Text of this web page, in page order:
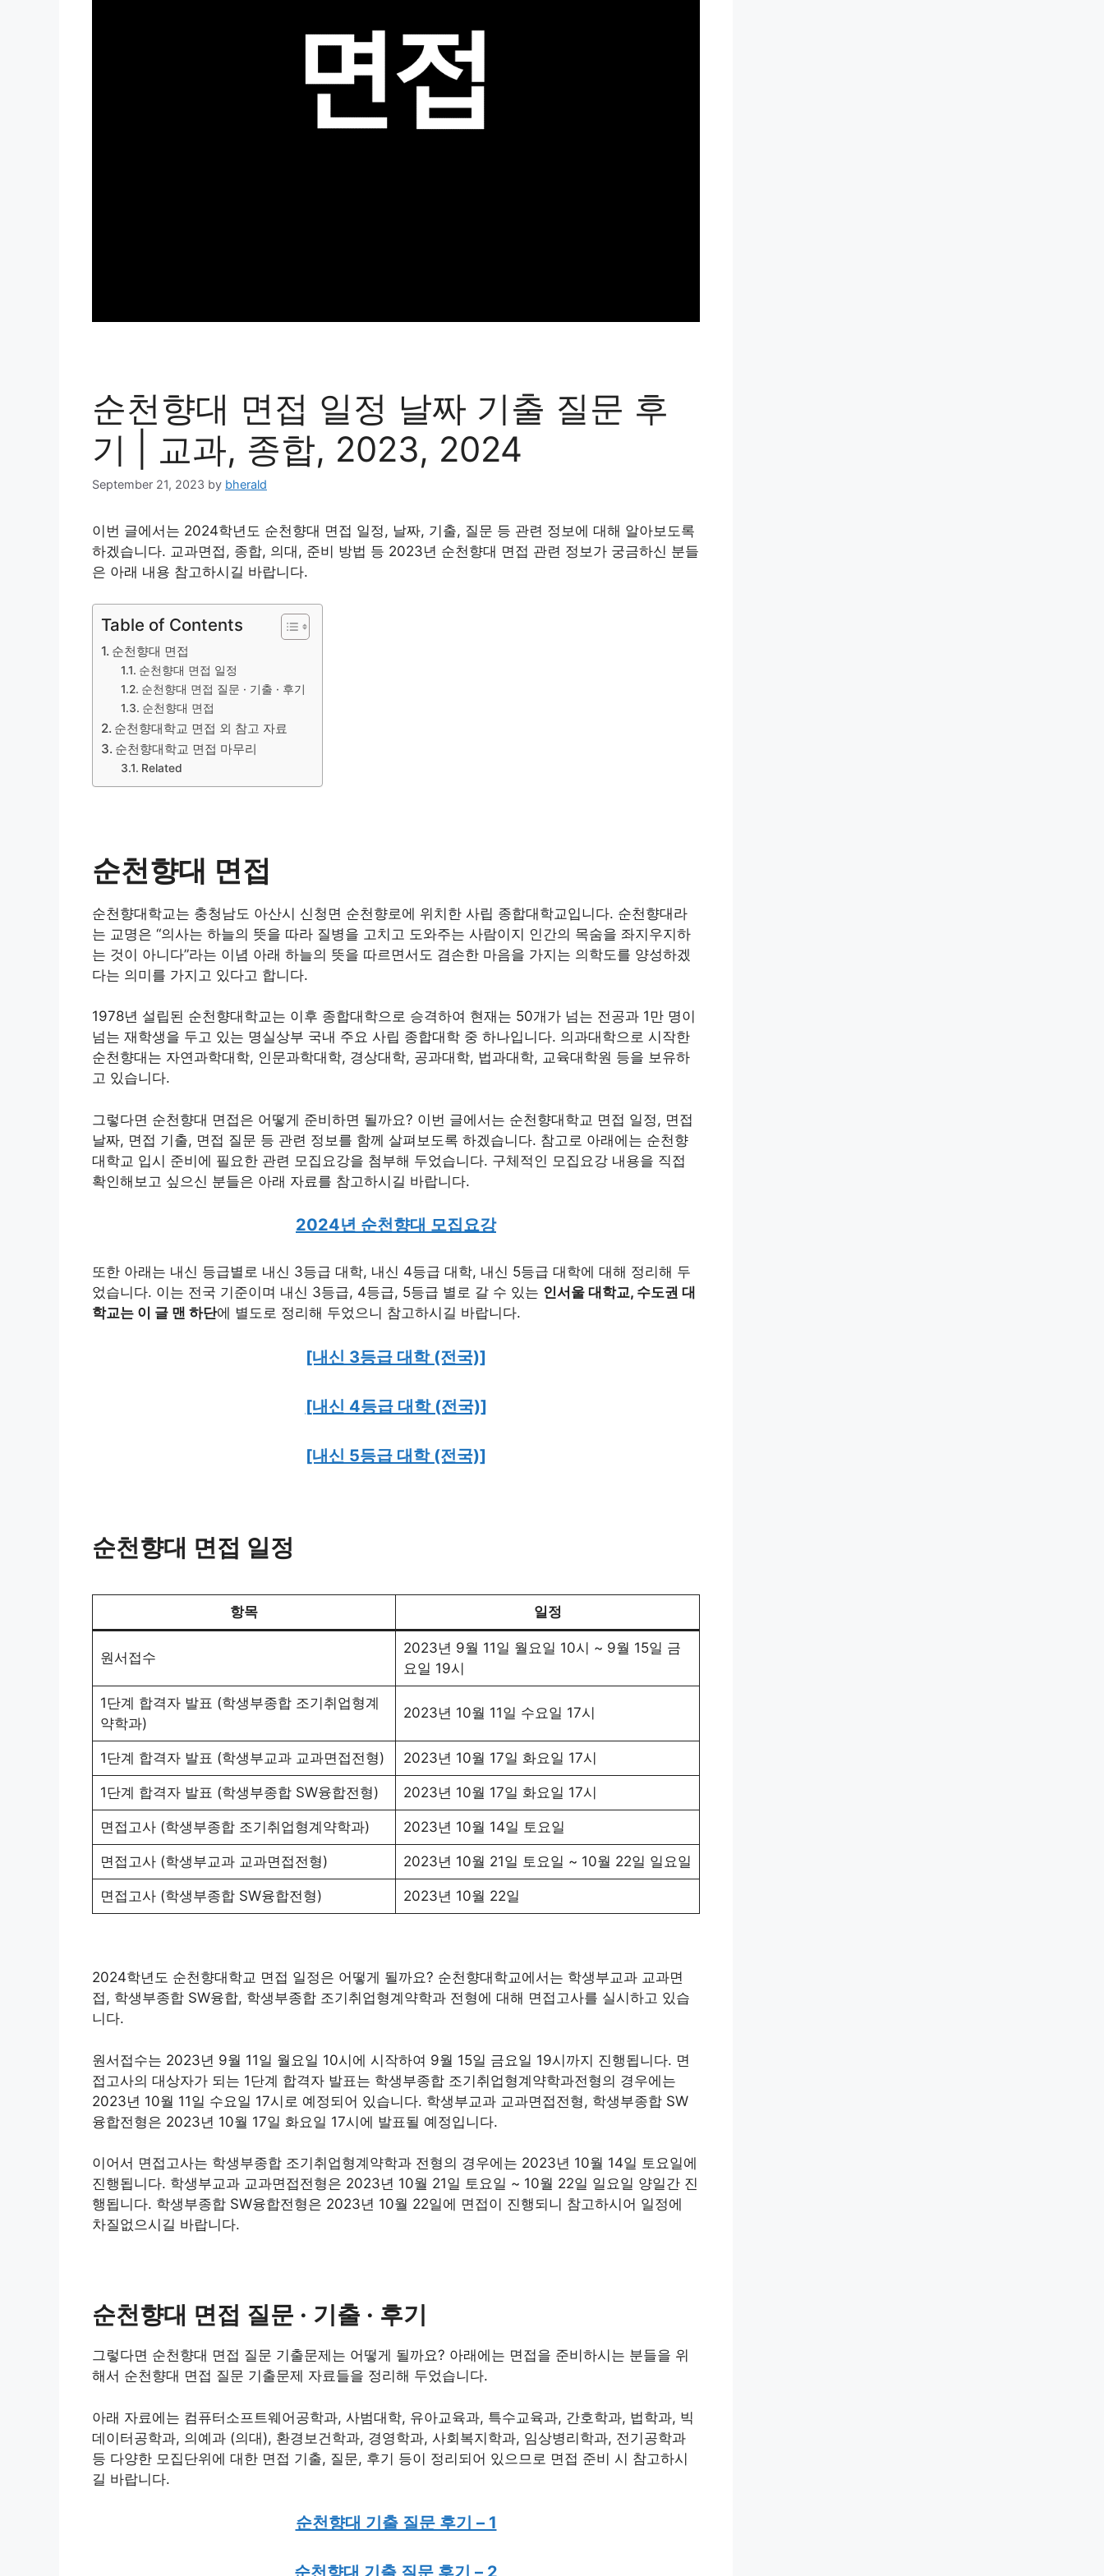
순천향대 면접 일정 날짜 기출 질문 후
기 | 교과, 종합, 2023, 2024
September 21, 2023 by bherald
이번 글에서는 2024학년도 순천향대 면접 일정, 날짜, 기출, 질문 등 관련 정보에 대해 알아보도록
하겠습니다. 교과면접, 종합, 의대, 준비 방법 등 2023년 순천향대 면접 관련 정보가 궁금하신 분들
은 아래 내용 참고하시길 바랍니다.
Table of Contents
순천향대 면접
순천향대 면접 일정
순천향대 면접 질문 · 기출 · 후기
순천향대 면접
순천향대학교 면접 외 참고 자료
순천향대학교 면접 마무리
Related
순천향대 면접
순천향대학교는 충청남도 아산시 신청면 순천향로에 위치한 사립 종합대학교입니다. 순천향대라
는 교명은 “의사는 하늘의 뜻을 따라 질병을 고치고 도와주는 사람이지 인간의 목숨을 좌지우지하
는 것이 아니다”라는 이념 아래 하늘의 뜻을 따르면서도 겸손한 마음을 가지는 의학도를 양성하겠
다는 의미를 가지고 있다고 합니다.
1978년 설립된 순천향대학교는 이후 종합대학으로 승격하여 현재는 50개가 넘는 전공과 1만 명이
넘는 재학생을 두고 있는 명실상부 국내 주요 사립 종합대학 중 하나입니다. 의과대학으로 시작한
순천향대는 자연과학대학, 인문과학대학, 경상대학, 공과대학, 법과대학, 교육대학원 등을 보유하
고 있습니다.
그렇다면 순천향대 면접은 어떻게 준비하면 될까요? 이번 글에서는 순천향대학교 면접 일정, 면접
날짜, 면접 기출, 면접 질문 등 관련 정보를 함께 살펴보도록 하겠습니다. 참고로 아래에는 순천향
대학교 입시 준비에 필요한 관련 모집요강을 첨부해 두었습니다. 구체적인 모집요강 내용을 직접
확인해보고 싶으신 분들은 아래 자료를 참고하시길 바랍니다.
2024년 순천향대 모집요강
또한 아래는 내신 등급별로 내신 3등급 대학, 내신 4등급 대학, 내신 5등급 대학에 대해 정리해 두
었습니다. 이는 전국 기준이며 내신 3등급, 4등급, 5등급 별로 갈 수 있는 인서울 대학교, 수도권 대
학교는 이 글 맨 하단에 별도로 정리해 두었으니 참고하시길 바랍니다.
[내신 3등급 대학 (전국)]
[내신 4등급 대학 (전국)]
[내신 5등급 대학 (전국)]
순천향대 면접 일정
항목 일정
원서접수
2023년 9월 11일 월요일 10시 ~ 9월 15일 금
요일 19시
1단계 합격자 발표 (학생부종합 조기취업형계
약학과)
2023년 10월 11일 수요일 17시
1단계 합격자 발표 (학생부교과 교과면접전형) 2023년 10월 17일 화요일 17시
1단계 합격자 발표 (학생부종합 SW융합전형) 2023년 10월 17일 화요일 17시
면접고사 (학생부종합 조기취업형계약학과) 2023년 10월 14일 토요일
면접고사 (학생부교과 교과면접전형) 2023년 10월 21일 토요일 ~ 10월 22일 일요일
면접고사 (학생부종합 SW융합전형) 2023년 10월 22일
2024학년도 순천향대학교 면접 일정은 어떻게 될까요? 순천향대학교에서는 학생부교과 교과면
접, 학생부종합 SW융합, 학생부종합 조기취업형계약학과 전형에 대해 면접고사를 실시하고 있습
니다.
원서접수는 2023년 9월 11일 월요일 10시에 시작하여 9월 15일 금요일 19시까지 진행됩니다. 면
접고사의 대상자가 되는 1단계 합격자 발표는 학생부종합 조기취업형계약학과전형의 경우에는
2023년 10월 11일 수요일 17시로 예정되어 있습니다. 학생부교과 교과면접전형, 학생부종합 SW
융합전형은 2023년 10월 17일 화요일 17시에 발표될 예정입니다.
이어서 면접고사는 학생부종합 조기취업형계약학과 전형의 경우에는 2023년 10월 14일 토요일에
진행됩니다. 학생부교과 교과면접전형은 2023년 10월 21일 토요일 ~ 10월 22일 일요일 양일간 진
행됩니다. 학생부종합 SW융합전형은 2023년 10월 22일에 면접이 진행되니 참고하시어 일정에
차질없으시길 바랍니다.
순천향대 면접 질문 · 기출 · 후기
그렇다면 순천향대 면접 질문 기출문제는 어떻게 될까요? 아래에는 면접을 준비하시는 분들을 위
해서 순천향대 면접 질문 기출문제 자료들을 정리해 두었습니다.
아래 자료에는 컴퓨터소프트웨어공학과, 사범대학, 유아교육과, 특수교육과, 간호학과, 법학과, 빅
데이터공학과, 의예과 (의대), 환경보건학과, 경영학과, 사회복지학과, 임상병리학과, 전기공학과
등 다양한 모집단위에 대한 면접 기출, 질문, 후기 등이 정리되어 있으므로 면접 준비 시 참고하시
길 바랍니다.
순천향대 기출 질문 후기 – 1